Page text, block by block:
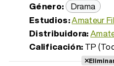
Género: Drama
Estudios:Amateur
Distribuidora:
Calificación: TP